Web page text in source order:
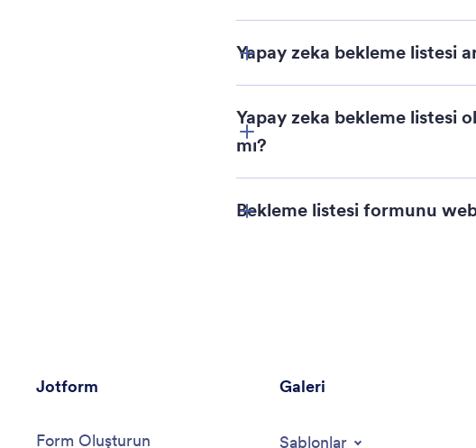
Offer Incentive for Early
Follow Up Promptly
Yapay zeka bekleme listesi
Yapay zeka bekleme listesi
mı?
Bekleme listesi formunu
Jotform
Form Oluşturun
Galeri
Şablonlar